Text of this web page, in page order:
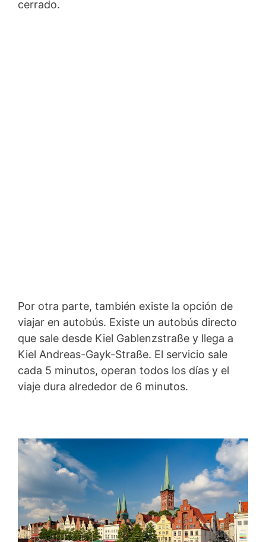
cerrado.
Por otra parte, también existe la opción de
viajar en autobús. Existe un autobús directo
que sale desde Kiel Gablenzstraße y llega a
Kiel Andreas-Gayk-Straße. El servicio sale
cada 5 minutos, operan todos los días y el
viaje dura alrededor de 6 minutos.